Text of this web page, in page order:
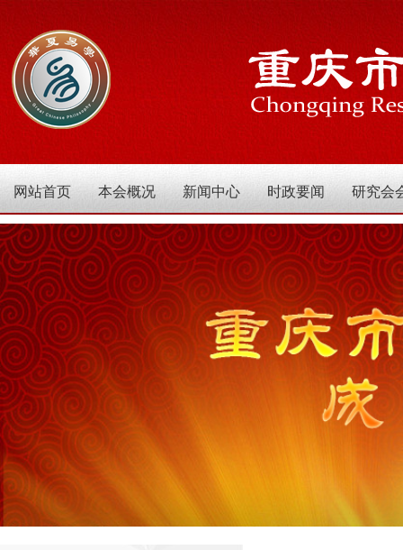
网站首页 本会概况 新闻中心 时政要闻 研究会